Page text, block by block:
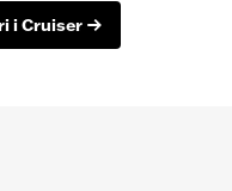
i Cruiser